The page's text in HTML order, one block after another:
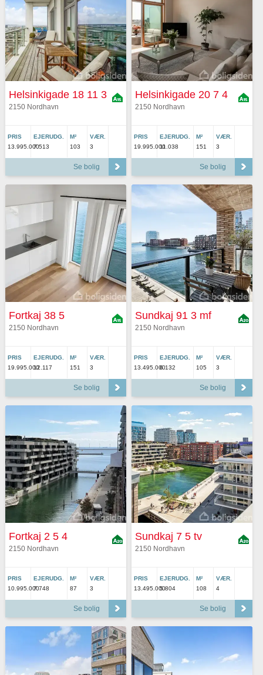
Helsinkigade 18 11 3
2150 Nordhavn
PRIS
13.995.000
EJERUDG.
7.513
M²
103
VÆR.
3
Se bolig
Helsinkigade 20 7 4
2150 Nordhavn
PRIS
19.995.000
EJERUDG.
11.038
M²
151
VÆR.
3
Se bolig
Fortkaj 38 5
2150 Nordhavn
PRIS
19.995.000
EJERUDG.
12.117
M²
151
VÆR.
3
Se bolig
Sundkaj 91 3 mf
2150 Nordhavn
PRIS
13.495.000
EJERUDG.
6.132
M²
105
VÆR.
3
Se bolig
Fortkaj 2 5 4
2150 Nordhavn
PRIS
10.995.000
EJERUDG.
7.748
M²
87
VÆR.
3
Se bolig
Sundkaj 7 5 tv
2150 Nordhavn
PRIS
13.495.000
EJERUDG.
5.804
M²
108
VÆR.
4
Se bolig